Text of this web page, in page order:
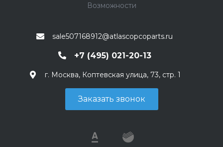
Возможности
sale507168912@atlascopcoparts.ru
+7 (495) 021-20-13
г. Москва, Коптевская улица, 73, стр. 1
Заказать звонок